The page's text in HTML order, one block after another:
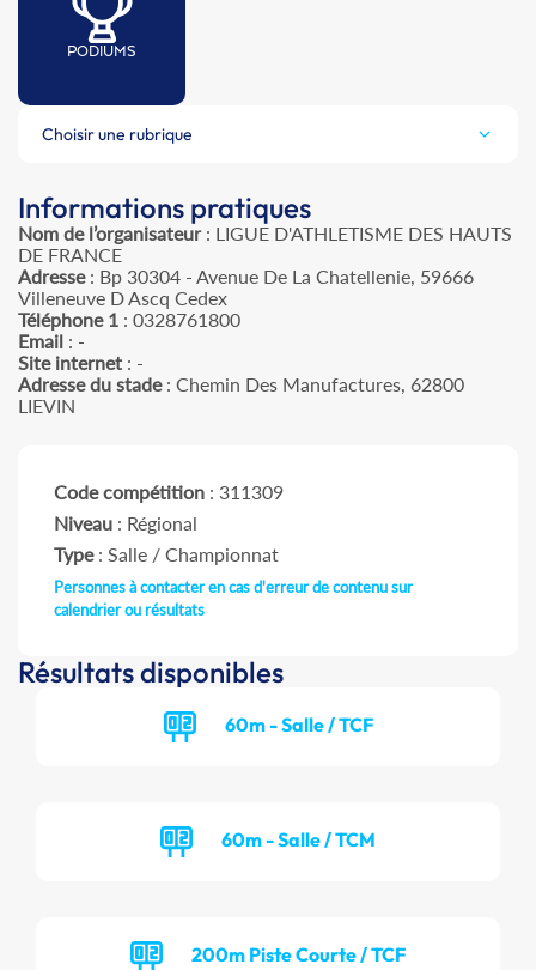
PODIUMS
Choisir une rubrique
Informations pratiques
Nom de l’organisateur: LIGUE D'ATHLETISME DES HAUTS
DE FRANCE
Adresse: Bp 30304 - Avenue De La Chatellenie, 59666
Villeneuve D Ascq Cedex
Téléphone 1 : 0328761800
Email : -
Site internet : -
Adresse du stade: Chemin Des Manufactures, 62800
LIEVIN
Code compétition : 311309
Niveau : Régional
Type: Salle / Championnat
Personnes à contacter en cas d'erreur de contenu sur
calendrier ou résultats
Résultats disponibles
60m - Salle / TCF
60m - Salle / TCM
200m Piste Courte / TCF